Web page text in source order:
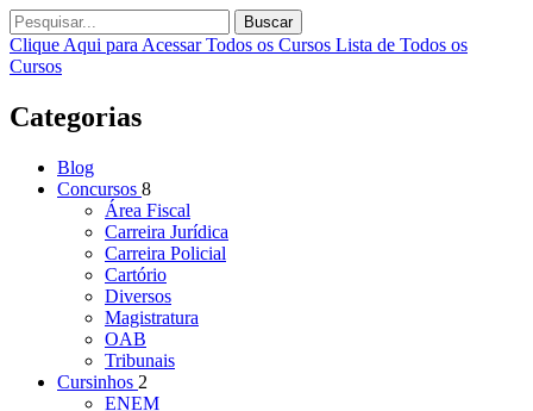
Buscar
Clique Aqui para Acessar Todos os Cursos Lista de Todos os
Cursos
Categorias
Blog
Concursos 8
Área Fiscal
Carreira Jurídica
Carreira Policial
Cartório
Diversos
Magistratura
OAB
Tribunais
Cursinhos 2
ENEM